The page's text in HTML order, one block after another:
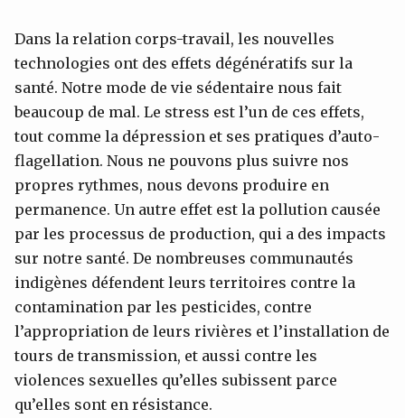
Dans la relation corps-travail, les nouvelles
technologies ont des effets dégénératifs sur la
santé. Notre mode de vie sédentaire nous fait
beaucoup de mal. Le stress est l’un de ces effets,
tout comme la dépression et ses pratiques d’auto-
flagellation. Nous ne pouvons plus suivre nos
propres rythmes, nous devons produire en
permanence. Un autre effet est la pollution causée
par les processus de production, qui a des impacts
sur notre santé. De nombreuses communautés
indigènes défendent leurs territoires contre la
contamination par les pesticides, contre
l’appropriation de leurs rivières et l’installation de
tours de transmission, et aussi contre les
violences sexuelles qu’elles subissent parce
qu’elles sont en résistance.